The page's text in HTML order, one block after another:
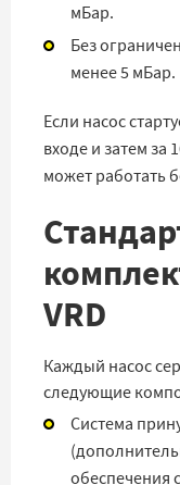
мБар.
Без
менее 5 мБар.
Если насос
входе и затем за
может работать
VRD
Каждый насос
следующие
Система
обеспечения